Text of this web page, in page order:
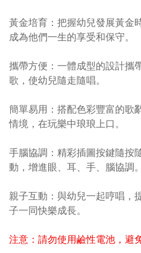
黃金培育：把握幼兒發展黃金
成為他們一生的享受和保守。
攜帶方便：一體成型的設計攜
歌，使幼兒隨走隨唱。
簡單易用：搭配色彩豐富的歌
情境，在玩樂中琅琅上口。
手腦協調：精彩插圖按鍵隨按
動，增進眼、耳、手、腦協調。
親子互動：與幼兒一起哼唱，
子一同快樂成長。
注意：請勿使用鹼性電池，避